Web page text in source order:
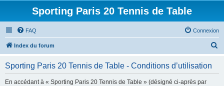
Sporting Paris 20 Tennis de Table
FAQ Connexion
Index du forum
Sporting Paris 20 Tennis de Table - Conditions d’utilisation
En accédant à « Sporting Paris 20 Tennis de Table » (désigné ci-après par